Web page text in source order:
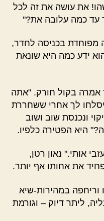
את עושה את זה לכל
כמה עלובה את?"
מפוחדת בכניסה לחדר,
ידע כמה היא שונאת
אמרה בקול חורק. "אתה
לך אחרי ששחררת
ונכנסת שוב ושוב
היא הפטירה כלפיו.
אותי." נאון רטן,
את אחותו אף יותר.
וריחפה במהירות-שיא
ליתר דיוק – וגורמת